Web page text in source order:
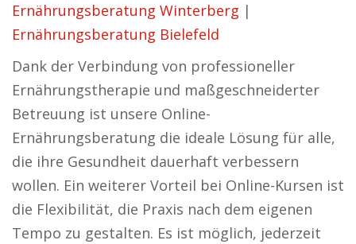
Ernährungsberatung Winterberg |
Ernährungsberatung Bielefeld
Dank der Verbindung von professioneller
Ernährungstherapie und maßgeschneiderter
Betreuung ist unsere Online-
Ernährungsberatung die ideale Lösung für alle,
die ihre Gesundheit dauerhaft verbessern
wollen. Ein weiterer Vorteil bei Online-Kursen ist
die Flexibilität, die Praxis nach dem eigenen
Tempo zu gestalten. Es ist möglich, jederzeit